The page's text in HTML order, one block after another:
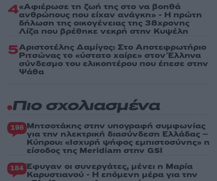
4«Αφιέρωσε τη ζωή της στο να βοηθά
ανθρώπους που είχαν ανάγκη» - Η πρώτη
δήλωση της οικογένειας της 38χρονης
Λίζα που βρέθηκε νεκρή στην Κυψέλη
5Αριστοτέλης Δαμίγος: Στο Αποτεφρωτήριο
Ριτσώνας το «ύστατο χαίρε» στον Έλληνα
σύνδεσμο του ελικοπτέρου που έπεσε στην
Ψάθα
Πιο σχολιασμένα
198 Μητσοτάκης στην υπογραφή συμφωνίας
για την ηλεκτρική διασύνδεση Ελλάδας –
Κύπρου: «Ισχυρή ψήφος εμπιστοσύνης» η
είσοδος της Meridiam στην GSI
184 Έφυγαν οι συνεργάτες, μένει η Μαρία
Καρυστιανού - Η επόμενη μέρα για την